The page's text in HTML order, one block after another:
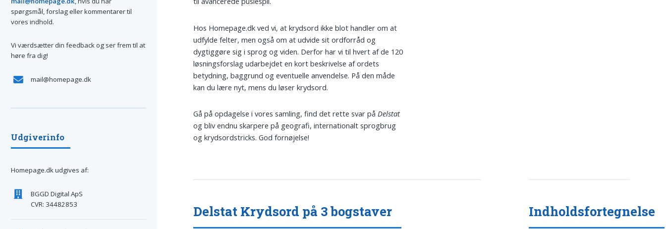
Hos Homepage.dk ved vi, at krydsord ikke blot handler om at
udfylde felter, men også om at udvide sit ordforråd og
dygtiggøre sig i sprog og viden. Derfor har vi til hvert af de 120
løsningsforslag udarbejdet en kort beskrivelse af ordets
betydning, baggrund og eventuelle anvendelse. På den måde
kan du lære nyt, mens du løser krydsord.
Gå på opdagelse i vores samling, find det rette svar på Delstat
og bliv endnu skarpere på geografi, internationalt sprogbrug
og krydsordstricks. God fornøjelse!
Delstat Krydsord på 3 bogstaver Indholdsfortegnelse
spørgsmål, forslag eller kommentarer til
vores indhold.
Vi værdsætter din feedback og ser frem til at
høre fra dig!
mail@homepage.dk
Udgiverinfo
Homepage.dk udgives af:
BGGD Digital ApS
CVR: 34482853